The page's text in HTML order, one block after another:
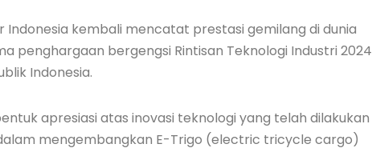
Indonesia kembali mencatat prestasi gemilang di dunia
penghargaan bergengsi Rintisan Teknologi Industri 2024
Indonesia.
apresiasi atas inovasi teknologi yang telah dilakukan
mengembangkan E-Trigo (electric tricycle cargo)